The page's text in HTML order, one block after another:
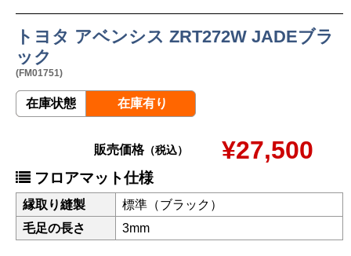
トヨタ アベンシス ZRT272W JADEブラ
ック
(FM01751)
在庫状態 在庫有り
販売価格（税込） ¥27,500
フロアマット仕様
縁取り縫製
標準（ブラック）
毛足の長さ
3mm